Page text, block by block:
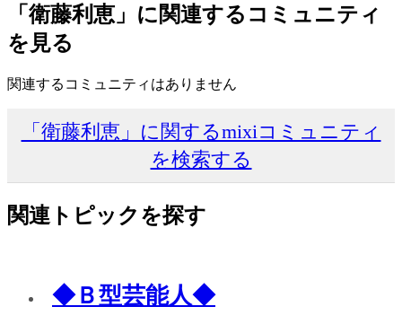
「衛藤利恵」に関連するコミュニティ
を見る
関連するコミュニティはありません
「衛藤利恵」に関するmixiコミュニティ
を検索する
関連トピックを探す
◆Ｂ型芸能人◆